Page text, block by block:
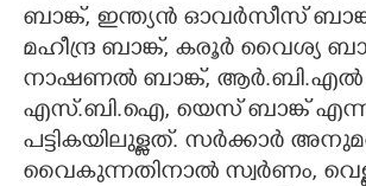
ബാങ്ക്, ഇന്ത്യൻ ഓവർസീസ്
മഹീന്ദ്ര ബാങ്ക്, കരൂർ വൈശ്യ
നാഷണൽ ബാങ്ക്, ആർ.ബി.എൽ
എസ്.ബി.ഐ, യെസ് ബാങ്ക്
പട്ടികയിലുള്ളത്. സർക്കാർ
വൈകുന്നതിനാൽ സ്വർണം,